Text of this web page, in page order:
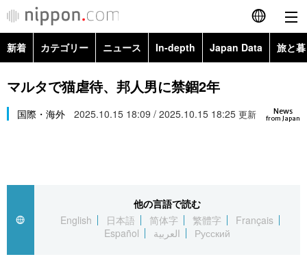
English
繁體字
العربية
新着 カテゴリー ニュース In-depth Japan Data 旅と
政治・外交
経済・ビジネス
社会
文化
科学・技術
Images
お知らせ
マルタで猫虐待、邦人男に禁錮2年
News
from Japan
国際・海外 2025.10.15 18:09 / 2025.10.15 18:25 更新
他の言語で読む
English
日本語 简体字 繁體字
Français
Español
العربية Русский